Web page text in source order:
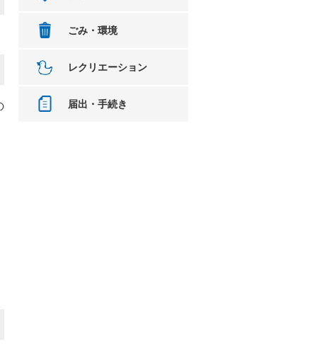
ごみ・環境
レクリエーション
届出・手続き